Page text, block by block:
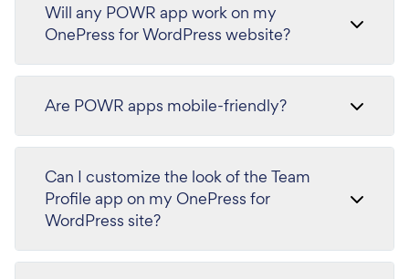
Will any POWR app work on my
OnePress for WordPress website?
Are POWR apps mobile-friendly?
Can I customize the look of the Team
Profile app on my OnePress for
WordPress site?